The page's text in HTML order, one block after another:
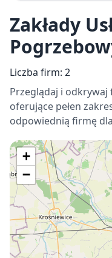
Zakłady
Liczba firm: 2
Przeglądaj i
oferujące pełen
odpowiednią firmę
+
−